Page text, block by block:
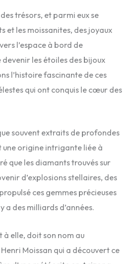
trésors, et parmi eux se
et les moissanites, des joyaux
l’espace à bord de
les étoiles des bijoux
l’histoire fascinante de ces
qui ont conquis le cœur des
souvent extraits de profondes
une origine intrigante liée à
que les diamants trouvés sur
d’explosions stellaires, des
ces gemmes précieuses
a des milliards d’années.
à elle, doit son nom au
Moissan qui a découvert ce